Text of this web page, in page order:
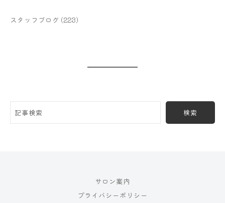
スタッフブログ (223)
検索
サロン案内
プライバシーポリシー